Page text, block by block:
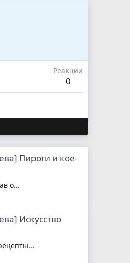
Реакции
0
Пироги и кое-
о...
Искусство